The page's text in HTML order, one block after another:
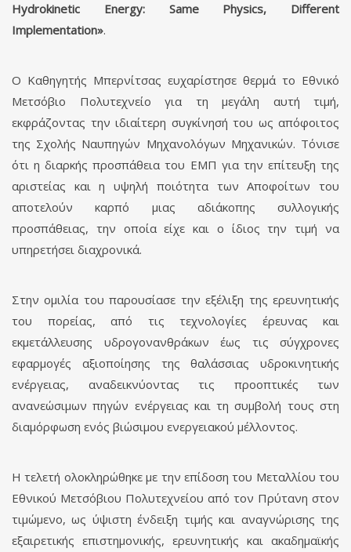
Hydrokinetic Energy: Same Physics, Different
Implementation».
Ο Καθηγητής Μπερνίτσας ευχαρίστησε θερμά το Εθνικό
Μετσόβιο Πολυτεχνείο για τη μεγάλη αυτή τιμή,
εκφράζοντας την ιδιαίτερη συγκίνησή του ως απόφοιτος
της Σχολής Ναυπηγών Μηχανολόγων Μηχανικών. Τόνισε
ότι η διαρκής προσπάθεια του ΕΜΠ για την επίτευξη της
αριστείας και η υψηλή ποιότητα των Αποφοίτων του
αποτελούν καρπό μιας αδιάκοπης συλλογικής
προσπάθειας, την οποία είχε και ο ίδιος την τιμή να
υπηρετήσει διαχρονικά.
Στην ομιλία του παρουσίασε την εξέλιξη της ερευνητικής
του πορείας, από τις τεχνολογίες έρευνας και
εκμετάλλευσης υδρογονανθράκων έως τις σύγχρονες
εφαρμογές αξιοποίησης της θαλάσσιας υδροκινητικής
ενέργειας, αναδεικνύοντας τις προοπτικές των
ανανεώσιμων πηγών ενέργειας και τη συμβολή τους στη
διαμόρφωση ενός βιώσιμου ενεργειακού μέλλοντος.
Η τελετή ολοκληρώθηκε με την επίδοση του Μεταλλίου του
Εθνικού Μετσόβιου Πολυτεχνείου από τον Πρύτανη στον
τιμώμενο, ως ύψιστη ένδειξη τιμής και αναγνώρισης της
εξαιρετικής επιστημονικής, ερευνητικής και ακαδημαϊκής